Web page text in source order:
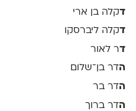
דקלה בן ארי
דקלה ליברסקו
דר לאור
הדר בן־שלום
הדר בר
הדר ברוך